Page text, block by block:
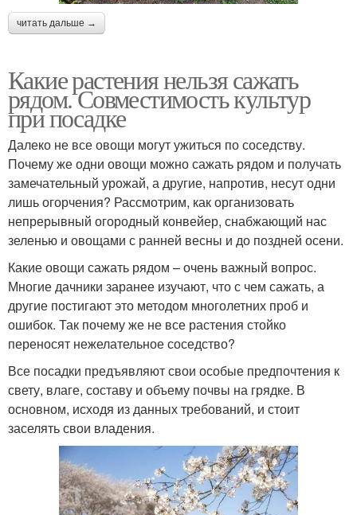
читать дальше →
Какие растения нельзя сажать
рядом. Совместимость культур
при посадке
Далеко не все овощи могут ужиться по соседству.
Почему же одни овощи можно сажать рядом и получать
замечательный урожай, а другие, напротив, несут одни
лишь огорчения? Рассмотрим, как организовать
непрерывный огородный конвейер, снабжающий нас
зеленью и овощами с ранней весны и до поздней осени.
Какие овощи сажать рядом – очень важный вопрос.
Многие дачники заранее изучают, что с чем сажать, а
другие постигают это методом многолетних проб и
ошибок. Так почему же не все растения стойко
переносят нежелательное соседство?
Все посадки предъявляют свои особые предпочтения к
свету, влаге, составу и объему почвы на грядке. В
основном, исходя из данных требований, и стоит
заселять свои владения.